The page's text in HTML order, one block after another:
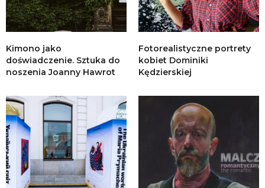
Kimono jako
doświadczenie. Sztuka do
noszenia Joanny Hawrot
Fotorealistyczne portrety
kobiet Dominiki
Kędzierskiej